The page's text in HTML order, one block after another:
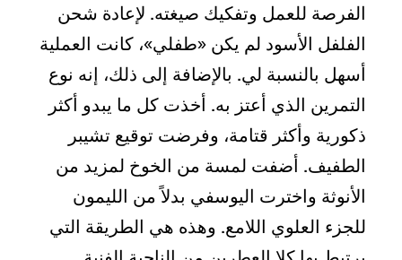
الفرصة للعمل وتفكيك صيغته. لإعادة شحن
الفلفل الأسود لم يكن «طفلي»، كانت العملية
أسهل بالنسبة لي. بالإضافة إلى ذلك، إنه نوع
التمرين الذي أعتز به. أخذت كل ما يبدو أكثر
ذكورية وأكثر قتامة، وفرضت توقيع تشيبر
الطفيف. أضفت لمسة من الخوخ لمزيد من
الأنوثة واخترت اليوسفي بدلاً من الليمون
للجزء العلوي اللامع. وهذه هي الطريقة التي